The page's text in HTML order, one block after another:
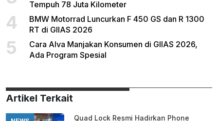
Tempuh 78 Juta Kilometer
4
BMW Motorrad Luncurkan F 450 GS dan R 1300
RT di GIIAS 2026
5
Cara Alva Manjakan Konsumen di GIIAS 2026,
Ada Program Spesial
Artikel Terkait
Quad Lock Resmi Hadirkan Phone